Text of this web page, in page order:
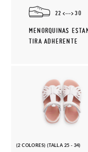
22 30
MENORQUINAS
TIRA ADHERENTE
(2 COLORES) (TALLA 25 - 34)